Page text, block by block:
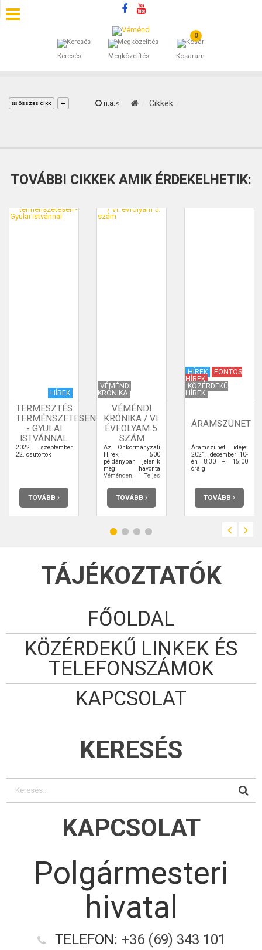
Keresés Megközelítés
0
Kosaram
SZÁLLÁSOK
ÁLTALÁNOS SZERZŐDÉSI FELTÉTELEK
ÖSSZES CIKK n.a.< Cikkek
TOVÁBBI CIKKEK AMIK ÉRDEKELHETIK:
HÍREK
TERMESZTÉS
TERMÉNSZETESEN
- GYULAI
ISTVÁNNAL
2022. szeptember
22. csütörtök
TOVÁBB
VÉMÉNDI
KRÓNIKA
VÉMÉNDI
KRÓNIKA / VI.
ÉVFOLYAM 5.
SZÁM
Az Önkormányzati
Hírek 500
példányban jelenik
meg havonta
Véménden. Teljes
terjedelmében
elolvashatja.
TOVÁBB
HÍREK
FONTOS
HÍREK
KÖZÉRDEKŰ
HÍREK
ÁRAMSZÜNET
Áramszünet ideje:
2021. december 10-
én 8:30 – 15:00
óráig
TOVÁBB
TÁJÉKOZTATÓK
FŐOLDAL
KÖZÉRDEKŰ LINKEK ÉS
TELEFONSZÁMOK
KAPCSOLAT
KERESÉS
KAPCSOLAT
Polgármesteri
hivatal
TELEFON: +36 (69) 343 101